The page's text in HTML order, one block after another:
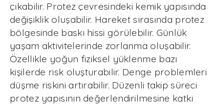
çıkabilir. Protez çevresindeki kemik yapısında
değişiklik oluşabilir. Hareket sırasında protez
bölgesinde baskı hissi görülebilir. Günlük
yaşam aktivitelerinde zorlanma oluşabilir.
Özellikle yoğun fiziksel yüklenme bazı
kişilerde risk oluşturabilir. Denge problemleri
düşme riskini artırabilir. Düzenli takip süreci
protez yapısının değerlendirilmesine katkı